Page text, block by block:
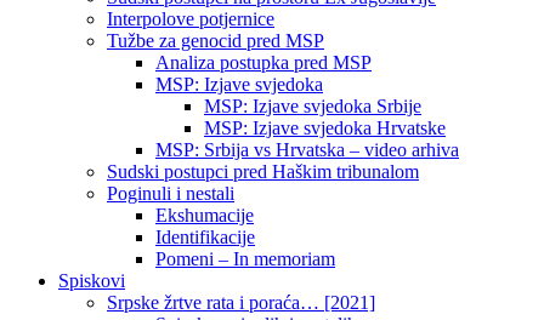
Interpolove potjernice
Tužbe za genocid pred MSP
Analiza postupka pred MSP
MSP: Izjave svjedoka
MSP: Izjave svjedoka Srbije
MSP: Izjave svjedoka Hrvatske
MSP: Srbija vs Hrvatska – video arhiva
Sudski postupci pred Haškim tribunalom
Poginuli i nestali
Ekshumacije
Identifikacije
Pomeni – In memoriam
Spiskovi
Srpske žrtve rata i poraća… [2021]